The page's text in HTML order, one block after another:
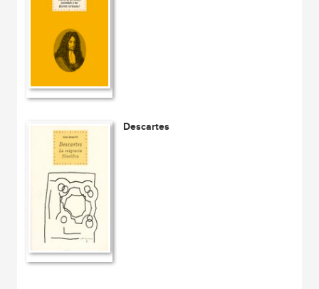
Descartes